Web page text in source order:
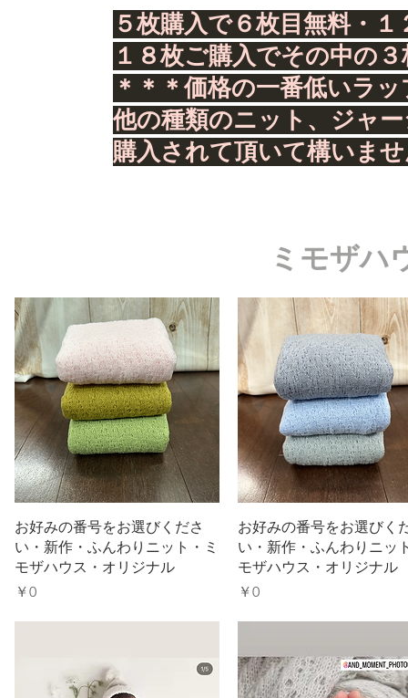
５枚購入で６枚目無料・
１８枚ご購入でその中の
＊＊＊価格の一番低いラ
他の種類のニット、ジャ
購入されて頂いて構いま
ミモザハ
お好みの番号をお選びくださ
い・新作・ふんわりニット・ミ
モザハウス・オリジナル
価格
￥0
お好みの番号をお選びく
い・新作・ふんわりニッ
モザハウス・オリジナル
価格
￥0